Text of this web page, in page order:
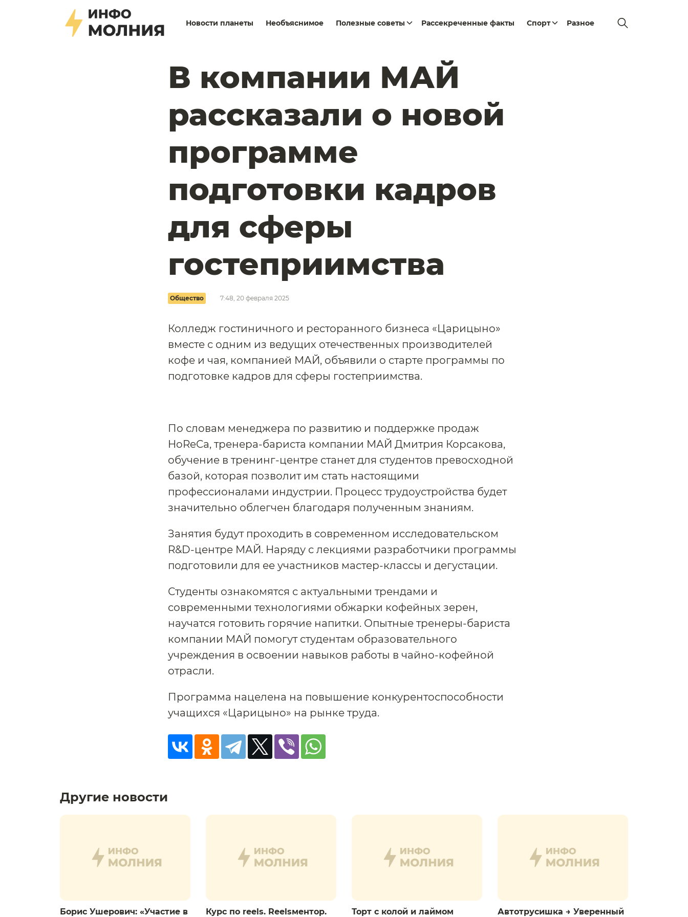
Новости планеты Необъяснимое Полезные советы Рассекреченные факты Спорт Разное
В компании МАЙ
рассказали о новой
программе
подготовки кадров
для сферы
гостеприимства
Общество 7:48, 20 февраля 2025
Колледж гостиничного и ресторанного бизнеса «Царицыно»
вместе с одним из ведущих отечественных производителей
кофе и чая, компанией МАЙ, объявили о старте программы по
подготовке кадров для сферы гостеприимства.
По словам менеджера по развитию и поддержке продаж
HoReCa, тренера-бариста компании МАЙ Дмитрия Корсакова,
обучение в тренинг-центре станет для студентов превосходной
базой, которая позволит им стать настоящими
профессионалами индустрии. Процесс трудоустройства будет
значительно облегчен благодаря полученным знаниям.
Занятия будут проходить в современном исследовательском
R&D-центре МАЙ. Наряду с лекциями разработчики программы
подготовили для ее участников мастер-классы и дегустации.
Студенты ознакомятся с актуальными трендами и
современными технологиями обжарки кофейных зерен,
научатся готовить горячие напитки. Опытные тренеры-бариста
компании МАЙ помогут студентам образовательного
учреждения в освоении навыков работы в чайно-кофейной
отрасли.
Программа нацелена на повышение конкурентоспособности
учащихся «Царицыно» на рынке труда.
Другие новости
Борис Ушерович: «Участие в
Курс по reels. Reelsментор.
Торт с колой и лаймом
Автотрусишка → Уверенный